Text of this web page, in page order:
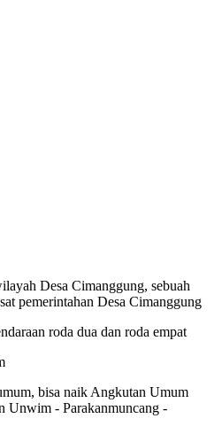
Desa Cimanggung, sebuah
pemerintahan Desa Cimanggung
roda dua dan roda empat
bisa naik Angkutan Umum
Unwim - Parakanmuncang -